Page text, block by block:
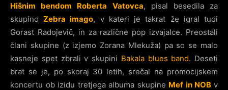
Hišnim bendom Roberta Vatovca, pisal besedila za
skupinoZebra imago, v kateri je takrat že igral tudi
Gorast Radojevič, in za različne pop izvajalce. Preostali
člani skupine (z izjemo Zorana Mlekuža) pa so se malo
kasneje spet zbrali v skupini Bakala blues band. Deseti
brat se je, po skoraj 30 letih, srečal na promocijskem
koncertu ob izidu tretjega albuma skupine Mef in NOB v